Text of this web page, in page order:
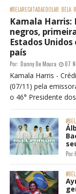
#BELARECATADAEDOLAR BELA
Kamala Harris:
negros,
Estados
país
Por: Danny De Moura 07
Kamala Harris -
(07/11) pela
o 46° Presidente
Por: